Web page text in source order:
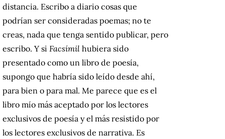
distancia. Escribo a diario cosas que
podrían ser consideradas poemas; no te
creas, nada que tenga sentido publicar, pero
escribo. Y si Facsímil hubiera sido
presentado como un libro de poesía,
supongo que habría sido leído desde ahí,
para bien o para mal. Me parece que es el
libro mío más aceptado por los lectores
exclusivos de poesía y el más resistido por
los lectores exclusivos de narrativa. Es